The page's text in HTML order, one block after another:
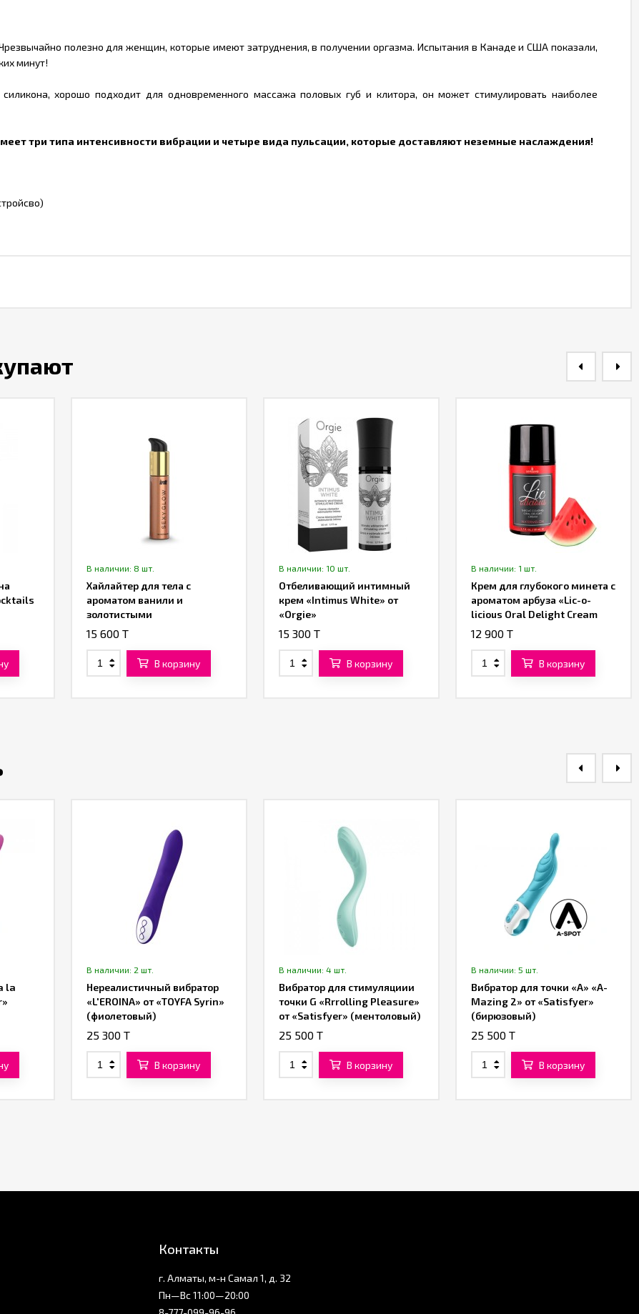
полезно для женщин, которые имеют затруднения, в получении оргазма. Испытания в Канаде и США показали,
минут!
хорошо подходит для одновременного массажа половых губ и клитора, он может стимулировать наиболее
три типа интенсивности вибрации и четыре вида пульсации, которые доставляют неземные наслаждения!
В наличии: 8 шт.
Хайлайтер для тела с
ароматом ванили и
золотистыми
микрогранулами «Sexy
15 600 T
В корзину
В наличии: 10 шт.
Отбеливающий интимный
крем «Intimus White» от
«Orgie»
15 300 T
В корзину
В наличии: 1 шт.
Крем для глубокого минета c
ароматом арбуза «Lic-o-
licious Oral Delight Cream
Watermelon» от «Sensuva»
12 900 T
В корзину
la
В наличии: 2 шт.
Нереалистичный вибратор
«L'EROINA» от «TOYFA Syrin»
(фиолетовый)
25 300 T
В корзину
В наличии: 4 шт.
Вибратор для стимуляциии
точки G «Rrrolling Pleasure»
от «Satisfyer» (ментоловый)
25 500 T
В корзину
В наличии: 5 шт.
Вибратор для точки «А» «A-
Mazing 2» от «Satisfyer»
(бирюзовый)
25 500 T
В корзину
Контакты
г. Алматы, м-н Самал 1, д. 32
Пн—Вс 11:00—20:00